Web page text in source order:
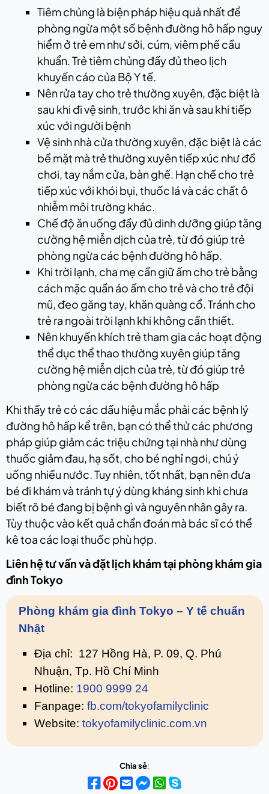
Tiêm chủng là biện pháp hiệu quả nhất để
phòng ngừa một số bệnh đường hô hấp nguy
hiểm ở trẻ em như sởi, cúm, viêm phế cầu
khuẩn. Trẻ tiêm chủng đầy đủ theo lịch
khuyến cáo của Bộ Y tế.
Nên rửa tay cho trẻ thường xuyên, đặc biệt là
sau khi đi vệ sinh, trước khi ăn và sau khi tiếp
xúc với người bệnh
Vệ sinh nhà cửa thường xuyên, đặc biệt là các
bề mặt mà trẻ thường xuyên tiếp xúc như đồ
chơi, tay nắm cửa, bàn ghế. Hạn chế cho trẻ
tiếp xúc với khói bụi, thuốc lá và các chất ô
nhiễm môi trường khác.
Chế độ ăn uống đầy đủ dinh dưỡng giúp tăng
cường hệ miễn dịch của trẻ, từ đó giúp trẻ
phòng ngừa các bệnh đường hô hấp.
Khi trời lạnh, cha mẹ cần giữ ấm cho trẻ bằng
cách mặc quần áo ấm cho trẻ và cho trẻ đội
mũ, đeo găng tay, khăn quàng cổ. Tránh cho
trẻ ra ngoài trời lạnh khi không cần thiết.
Nên khuyến khích trẻ tham gia các hoạt động
thể dục thể thao thường xuyên giúp tăng
cường hệ miễn dịch của trẻ, từ đó giúp trẻ
phòng ngừa các bệnh đường hô hấp
Khi thấy trẻ có các dấu hiệu mắc phải các bệnh lý
đường hô hấp kể trên, bạn có thể thử các phương
pháp giúp giảm các triệu chứng tại nhà như dùng
thuốc giảm đau, hạ sốt, cho bé nghỉ ngơi, chú ý
uống nhiều nước. Tuy nhiên, tốt nhất, bạn nên đưa
bé đi khám và tránh tự ý dùng kháng sinh khi chưa
biết rõ bé đang bị bệnh gì và nguyên nhân gây ra.
Tùy thuộc vào kết quả chẩn đoán mà bác sĩ có thể
kê toa các loại thuốc phù hợp.
Liên hệ tư vấn và đặt lịch khám tại phòng khám gia
đình Tokyo
Phòng khám gia đình Tokyo – Y tế chuẩn
Nhật
Địa chỉ: 127 Hồng Hà, P. 09, Q. Phú
Nhuận, Tp. Hồ Chí Minh
Hotline: 1900 9999 24
Fanpage: fb.com/tokyofamilyclinic
Website: tokyofamilyclinic.com.vn
Chia sẻ: